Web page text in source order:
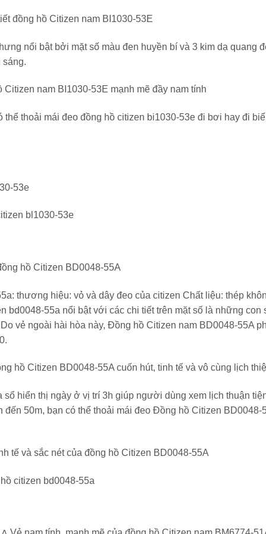
đồng hồ Citizen nam BI1030-53E
nổi bật bởi mặt số màu đen huyền bí và 3 kim dạ quang
sáng.
Citizen nam BI1030-53E mạnh mẽ đầy nam tính
thoải mái đeo đồng hồ citizen bi1030-53e đi bơi hay đi
53e
bl1030-53e
hồ Citizen BD0048-55A
thương hiệu: vỏ và dây đeo của citizen Chất liệu: thép
bd0048-55a nổi bật với các chi tiết trên mặt số là những con
vẻ ngoài hài hòa này, Đồng hồ Citizen nam BD0048-55A
hồ Citizen BD0048-55A cuốn hút, tinh tế và vô cùng lịch
sổ hiển thị ngày ở vị trí 3h giúp người dùng xem lịch thuận
50m, bạn có thể thoải mái đeo Đồng hồ Citizen BD0048-
tế và sắc nét của đồng hồ Citizen BD0048-55A
citizen bd0048-55a